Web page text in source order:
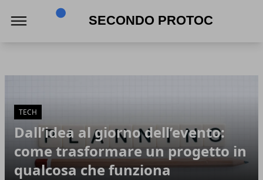
TECH
Dall’idea al giorno dell’evento:
come trasformare un progetto in
qualcosa che funziona